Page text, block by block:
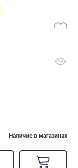
Наличие в магазинах